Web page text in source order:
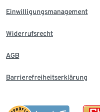
Einwilligungsmanagement
Widerrufsrecht
AGB
Barrierefreiheitserklärung